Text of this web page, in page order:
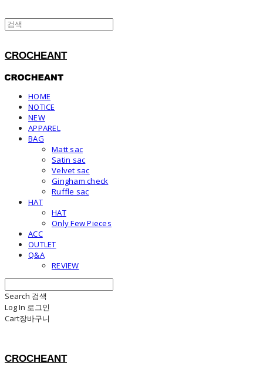
CROCHEANT
HOME
NOTICE
NEW
APPAREL
BAG
Matt sac
Satin sac
Velvet sac
Gingham check
Ruffle sac
HAT
HAT
Only Few Pieces
ACC
OUTLET
Q&A
REVIEW
Search 검색
Log In 로그인
Cart장바구니
CROCHEANT